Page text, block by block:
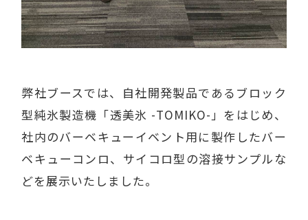
弊社ブースでは、自社開発製品であるブロック
型純氷製造機「透美氷 -TOMIKO-」をはじめ、
社内のバーベキューイベント用に製作したバー
ベキューコンロ、サイコロ型の溶接サンプルな
どを展示いたしました。